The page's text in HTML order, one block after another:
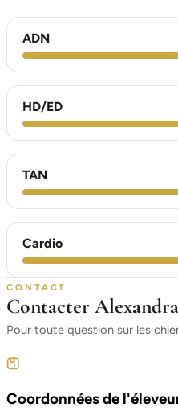
ADN
HD/ED
TAN
Cardio
CONTACT
Contacter
Pour toute question sur les
Coordonnées de